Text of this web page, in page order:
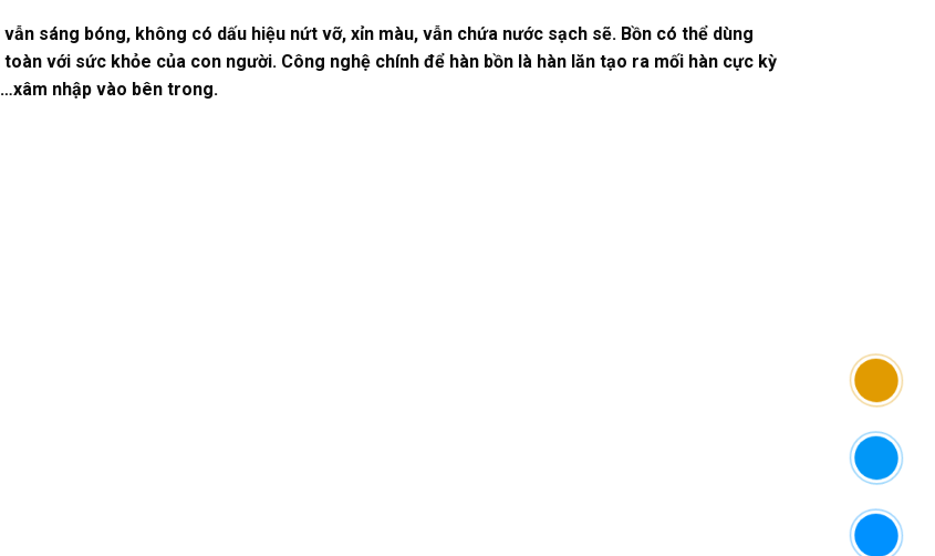
sáng bóng, không có dấu hiệu nứt vỡ, xỉn màu, vẫn chứa nước sạch sẽ. Bồn có thể dùng
với sức khỏe của con người. Công nghệ chính để hàn bồn là hàn lăn tạo ra mối hàn cực kỳ
nhập vào bên trong.